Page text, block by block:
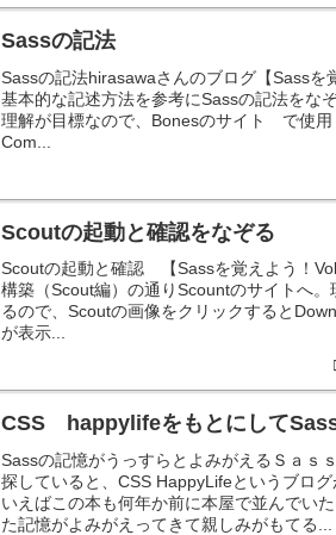
Sassの記法
Sassの記法hirasawaさんのブログ【Sassを
基本的な記述方法を参考にSassの記法をな
理解が目標なので、Bonesのサイト で使用
Com...
Scoutの起動と確認をなぞる
Scoutの起動と確認 【Sassを覚えよう！
構築（Scout編）の通りScountのサイトへ
るので、Scoutの画像をクリックすると
が表示...
CSS happylifeをもとにして
Sassの記憶がうっすらとよみがえるＳａｓ
探していると、CSS HappyLifeというブロ
いえばこの本も何年か前に本屋で並んでい
た記憶がよみがえってきて親しみがもてる...